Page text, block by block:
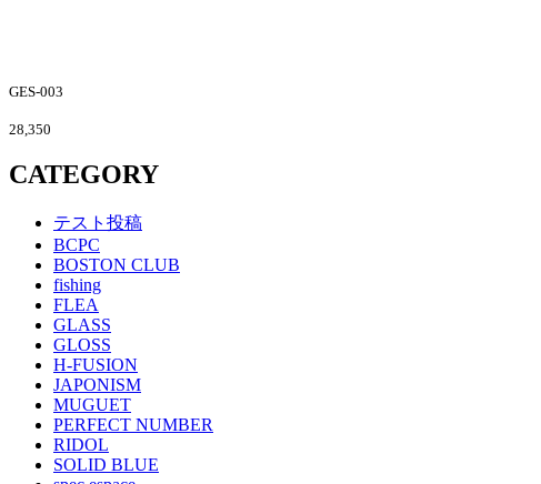
GES-003
28,350
CATEGORY
テスト投稿
BCPC
BOSTON CLUB
fishing
FLEA
GLASS
GLOSS
H-FUSION
JAPONISM
MUGUET
PERFECT NUMBER
RIDOL
SOLID BLUE